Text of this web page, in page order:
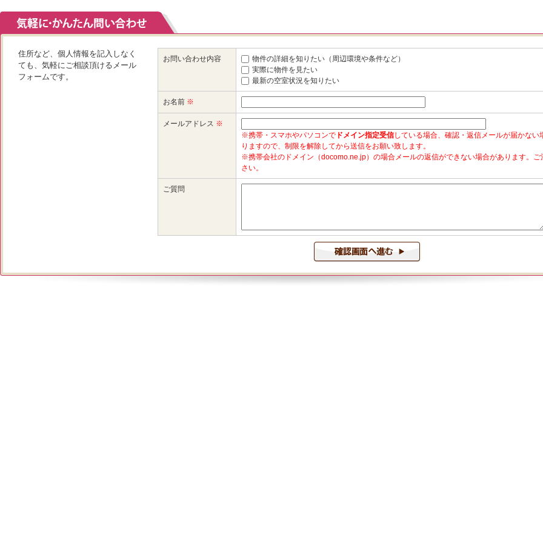
住所など、個人情報を記入しなく
ても、気軽にご相談頂けるメール
フォームです。
お問い合わせ内容
物件の詳細を知りたい（周辺環境や条件など）
実際に物件を見たい
最新の空室状況を知りたい
お名前 ※
メールアドレス ※
※携帯・スマホやパソコンで ドメイン指定受信している場合、確認・返信メールが届かない
りますので、制限を解除してから送信をお願い致します。
※携帯会社のドメイン（docomo.ne.jp）の場合メールの返信ができない場合があります。ご
さい。
ご質問